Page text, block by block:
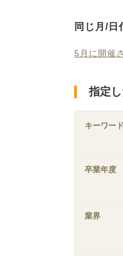
同じ月/日
5月に開催
指定
キーワード
卒業年度
業界